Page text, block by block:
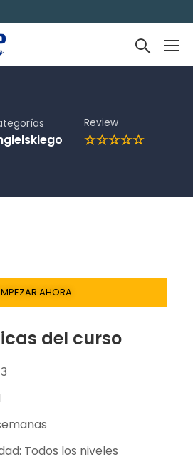
Review
AHORA
del curso
3
Todos los niveles